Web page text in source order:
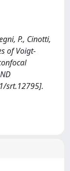
P., Cinotti,
of Voigt-
srt.12795].